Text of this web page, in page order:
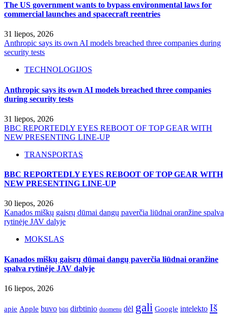
The US government wants to bypass environmental laws for
commercial launches and spacecraft reentries
31 liepos, 2026
Anthropic says its own AI models breached three companies during
security tests
TECHNOLOGIJOS
Anthropic says its own AI models breached three companies
during security tests
31 liepos, 2026
BBC REPORTEDLY EYES REBOOT OF TOP GEAR WITH
NEW PRESENTING LINE-UP
TRANSPORTAS
BBC REPORTEDLY EYES REBOOT OF TOP GEAR WITH
NEW PRESENTING LINE-UP
30 liepos, 2026
Kanados miškų gaisrų dūmai dangų paverčia liūdnai oranžine spalva
rytinėje JAV dalyje
MOKSLAS
Kanados miškų gaisrų dūmai dangų paverčia liūdnai oranžine
spalva rytinėje JAV dalyje
16 liepos, 2026
apie Apple buvo būti dirbtinio duomenų dėl gali Google intelekto Iš